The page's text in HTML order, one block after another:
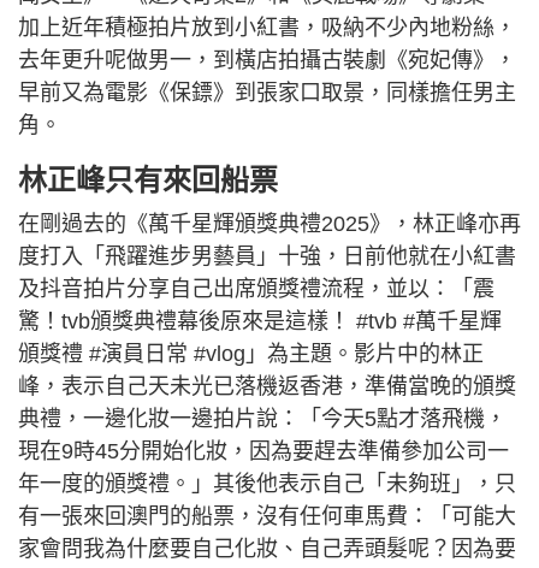
加上近年積極拍片放到小紅書，吸納不少內地粉絲，
去年更升呢做男一，到橫店拍攝古裝劇《宛妃傳》，
早前又為電影《保鏢》到張家口取景，同樣擔任男主
角。
林正峰只有來回船票
在剛過去的《萬千星輝頒獎典禮2025》，林正峰亦再
度打入「飛躍進步男藝員」十強，日前他就在小紅書
及抖音拍片分享自己出席頒獎禮流程，並以：「震
驚！tvb頒獎典禮幕後原來是這樣！ #tvb #萬千星輝
頒獎禮 #演員日常 #vlog」為主題。影片中的林正
峰，表示自己天未光已落機返香港，準備當晚的頒獎
典禮，一邊化妝一邊拍片說：「今天5點才落飛機，
現在9時45分開始化妝，因為要趕去準備參加公司一
年一度的頒獎禮。」其後他表示自己「未夠班」，只
有一張來回澳門的船票，沒有任何車馬費：「可能大
家會問我為什麼要自己化妝、自己弄頭髮呢？因為要